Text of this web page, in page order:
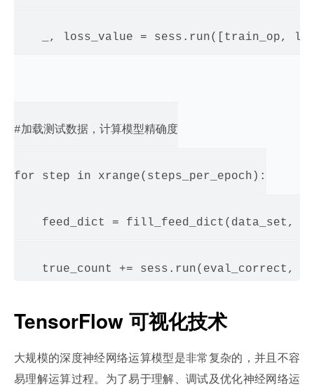
_, loss_value = sess.run([train_op,
#加载测试数据，计算模型精确度
for step in xrange(steps_per_epoch):
feed_dict = fill_feed_dict(data_set,
TensorFlow 可视化技术
大规模的深度神经网络运算模型是非常复杂的，并且不容
易理解运算过程。为了易于理解、调试及优化神经网络运